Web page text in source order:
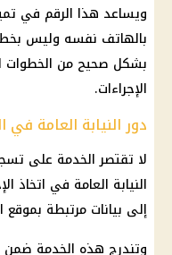
ويساعد هذا الرقم في
بالهاتف نفسه وليس
بشكل صحيح من الخطوات
الإجراءات.
دور النيابة العامة في
لا تقتصر الخدمة على
النيابة العامة في اتخاذ
إلى بيانات مرتبطة
وتندرج هذه الخدمة ضمن